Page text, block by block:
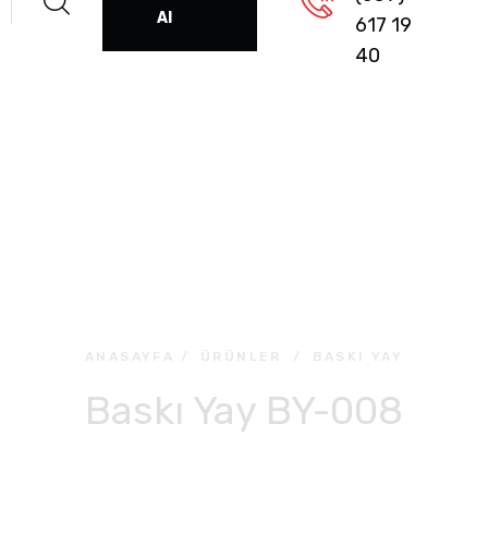
Al
617 19
40
ANASAYFA / ÜRÜNLER / BASKI YAY
Baskı Yay BY-008